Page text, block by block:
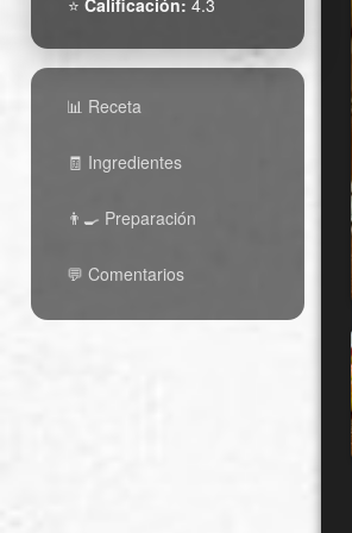
⭐ Calificación: 4.3
📊 Receta
🧾 Ingredientes
👨‍🍳 Preparación
💬 Comentarios